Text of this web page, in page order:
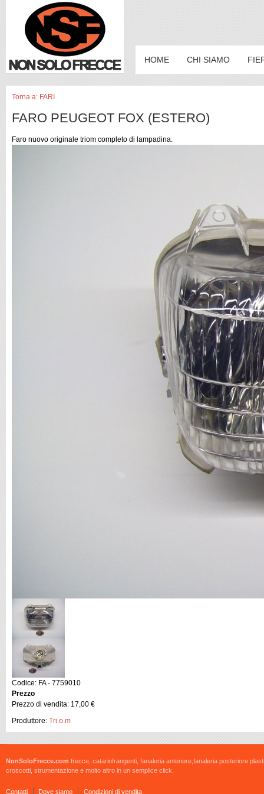
HOME CHI SIAMO
Torna a: FARI
FARO PEUGEOT FOX (ESTERO)
Faro nuovo originale triom completo di lampadina.
Codice: FA - 7759010
Prezzo
Prezzo di vendita: 17,00 €
Produttore: Tri.o.m
NonSoloFrecce.com frecce, catarinfrangenti, fanaleria anteriore,fanaleria posteriore
croscotti, strumentazione e molto altro in un semplice click.
Contatti Dove siamo Condizioni di vendita